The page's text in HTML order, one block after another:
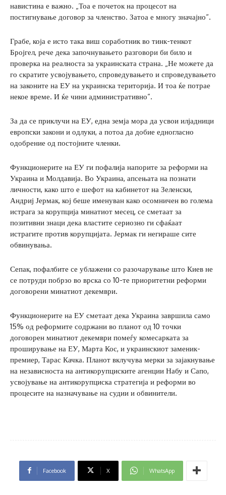
навистина е важно. „Тоа е почеток на процесот на
постигнување договор за членство. Затоа е многу значајно“.
Грабе, која е исто така виш соработник во тинк-тенкот
Бројгел, рече дека започнувањето разговори би било и
проверка на реалноста за украинската страна. „Не можете да
го скратите усвојувањето, спроведувањето и спроведувањето
на законите на ЕУ на украинска територија. И тоа ќе потрае
некое време. И ќе чини административно“.
За да се приклучи на ЕУ, една земја мора да усвои илјадници
европски закони и одлуки, а потоа да добие едногласно
одобрение од постојните членки.
Функционерите на ЕУ ги пофалија напорите за реформи на
Украина и Молдавија. Во Украина, апсењата на познати
личности, како што е шефот на кабинетот на Зеленски,
Андриј Јермак, кој беше именуван како осомничен во голема
истрага за корупција минатиот месец, се сметаат за
позитивни знаци дека властите сериозно ги сфаќаат
истрагите против корупцијата. Јермак ги негираше сите
обвинувања.
Сепак, пофалбите се ублажени со разочарување што Киев не
се потруди побрзо во врска со 10-те приоритетни реформи
договорени минатиот декември.
Функционерите на ЕУ сметаат дека Украина завршила само
15% од реформите содржани во планот од 10 точки
договорен минатиот декември помеѓу комесарката за
проширување на ЕУ, Марта Кос, и украинскиот заменик-
премиер, Тарас Качка. Планот вклучува мерки за зајакнување
на независноста на антикорупциските агенции Набу и Сапо,
усвојување на антикорупциска стратегија и реформи во
процесите на назначување на судии и обвинители.
Facebook X WhatsApp